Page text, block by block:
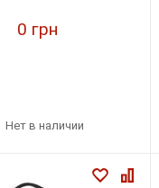
0 грн
Нет в наличии